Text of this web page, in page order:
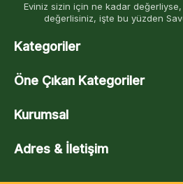
Eviniz sizin için ne kadar
değerlisiniz, işte bu yüzden
Kategoriler
Öne Çıkan Kategoriler
Kurumsal
Adres & İletişim